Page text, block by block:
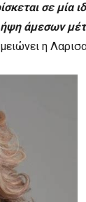
σε μία
άμεσων
η